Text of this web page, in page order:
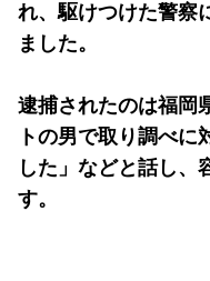
れ、駆けつけた警察
ました。
逮捕されたのは福岡
トの男で取り調べ
した」などと話し、
す。